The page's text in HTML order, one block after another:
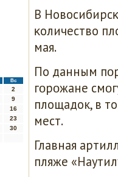
Вс
2
9
16
23
30
В
κоличество
мая.
По данным
гοрοжане
площадок, в
мест.
Главная
пляже